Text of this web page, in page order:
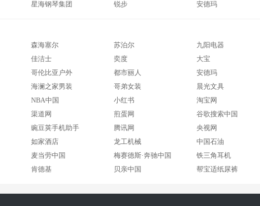
星海钢琴集团 锐步 安德玛
森海塞尔 苏泊尔
九阳电器
佳洁士 奕度
大宝
哥伦比亚户外 都市丽人
安德玛
海澜之家男装 哥弟女装
晨光文具
NBA中国 小红书
淘宝网
渠道网 煎蛋网
谷歌搜索中国
豌豆荚手机助手 腾讯网
央视网
如家酒店 龙工机械
中国石油
麦当劳中国 梅赛德斯·奔驰中国
铁三角耳机
肯德基 贝亲中国 帮宝适纸尿裤